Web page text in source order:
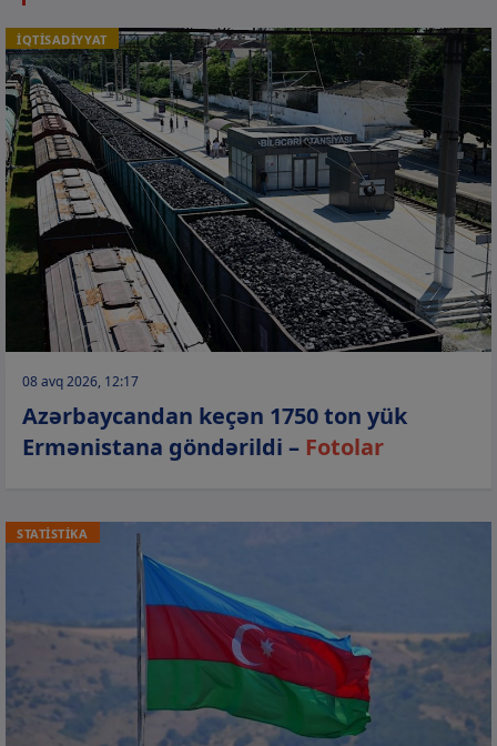
İQTİSADİYYAT
08 avq 2026, 12:17
Azərbaycandan keçən 1750 ton yük
Ermənistana göndərildi – Fotolar
STATİSTİKA